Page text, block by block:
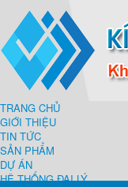
TRANG CHỦ
GIỚI THIỆU
TIN TỨC
SẢN PHẨM
DỰ ÁN
HỆ THỐNG ĐẠI LÝ